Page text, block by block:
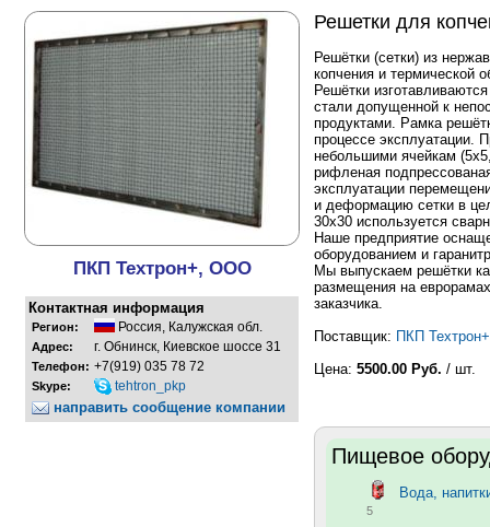
ПКП Техтрон+, ООО
Контактная информация
Регион: Россия Калужская обл.
Адрес: г. Обнинск, Киевское шоссе 31
Телефон: +7(919) 035 78 72
Skype: tehtron_pkp
направить сообщение компании
Решетки для
Решётки (сетки) из
копчения и термической
Решётки
стали допущенной к
продуктами. Рамка
процессе эксплуатации.
небольшими ячейкам
рифленая
эксплуатации
и деформацию сетки в
30х30 используется
Наше предприятие
оборудованием и
Мы выпускаем решётки
размещения на
заказчика.
Поставщик: ПКП Техтрон+
Цена: 5500.00 Руб. / шт.
Пищевое
Вода,
5